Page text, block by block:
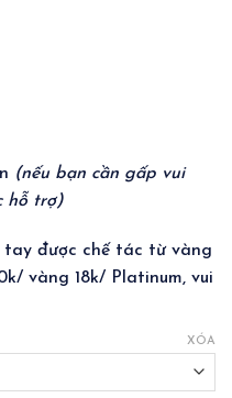
(nếu bạn cần gấp vui
hỗ trợ)
tay được chế tác từ vàng
vàng 18k/ Platinum, vui
XÓA